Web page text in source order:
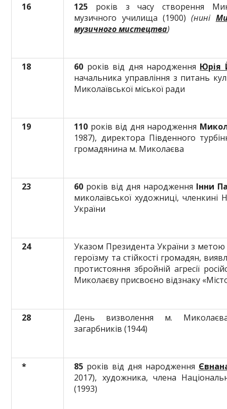
16 125 років з часу створення
музичного училища (1900)(нині
музичного мистецтва)
18 60 років від дня народження Юрія
начальника управління з питань
Миколаївської міської ради
19 110 років від дня народження
1987), директора Південного
громадянина м. Миколаєва
23 60 років від дня народження Інни
миколаївської художниці, членкині
України
24
Указом Президента України з метою
героїзму та стійкості громадян,
протистояння збройній агресії
Миколаєву присвоєно відзнаку
28
День визволення м. Миколаєва
загарбників (1944)
* 85 років від дня народження
2017), художника, члена
(1993)